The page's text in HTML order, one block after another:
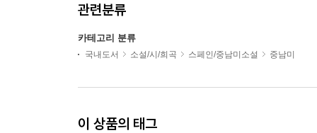
관련분류
카테고리 분류
국내도서 소설/시/희곡 스페인/중남미소설 중남미
이 상품의 태그